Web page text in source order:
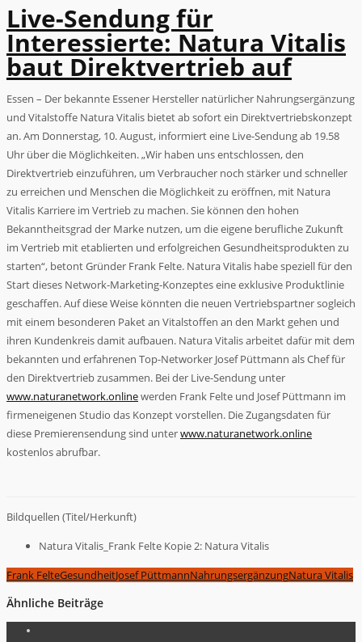
Live-Sendung für
Interessierte: Natura Vitalis
baut Direktvertrieb auf
Essen – Der bekannte Essener Hersteller natürlicher Nahrungsergänzung
und Vitalstoffe Natura Vitalis bietet ab sofort ein Direktvertriebskonzept
an. Am Donnerstag, 10. August, informiert eine Live-Sendung ab 19.58
Uhr über die Möglichkeiten. „Wir haben uns entschlossen, den
Direktvertrieb einzuführen, um Verbraucher noch stärker und schneller
zu erreichen und Menschen die Möglichkeit zu eröffnen, mit Natura
Vitalis Karriere im Vertrieb zu machen. Sie können den hohen
Bekanntheitsgrad der Marke nutzen, um die eigene berufliche Zukunft
im Vertrieb mit etablierten und erfolgreichen Gesundheitsprodukten zu
starten“, betont Gründer Frank Felte. Natura Vitalis habe speziell für den
Start dieses Network-Marketing-Konzeptes eine exklusive Produktlinie
geschaffen. Auf diese Weise könnten die neuen Vertriebspartner sogleich
mit einem besonderen Paket an Vitalstoffen an den Markt gehen und
ihren Kundenkreis damit aufbauen. Natura Vitalis arbeitet dafür mit dem
bekannten und erfahrenen Top-Networker Josef Püttmann als Chef für
den Direktvertrieb zusammen. Bei der Live-Sendung unter
www.naturanetwork.onlinewerden Frank Felte und Josef Püttmann im
firmeneigenen Studio das Konzept vorstellen. Die Zugangsdaten für
diese Premierensendung sind unterwww.naturanetwork.online
kostenlos abrufbar.
Bildquellen (Titel/Herkunft)
Natura Vitalis_Frank Felte Kopie 2: Natura Vitalis
Frank FelteGesundheitJosef PüttmannNahrungsergänzungNatura Vitalis
Ähnliche Beiträge